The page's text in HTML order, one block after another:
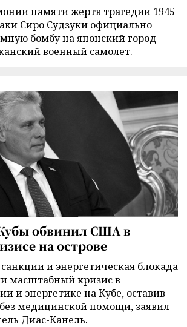
памяти жертв трагедии 1945
Сиро Судзуки официально
бомбу на японский город
военный самолет.
обвинил США в
на острове
и энергетическая блокада
масштабный кризис в
и энергетике на Кубе, оставив
медицинской помощи, заявил
Диас-Канель.